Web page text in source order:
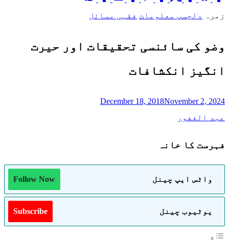
زمرہ دلچسپ معلومات فقہی مسائل
وضو کی سائنسی تحقیقات اور حیرت
انگیز انکشافات
December 18, 2018November 2, 2024
عبد الغفور
فہرست کا خانہ
واٹس ایپ چینل Follow Now
یوٹیوب چینل Subscribe